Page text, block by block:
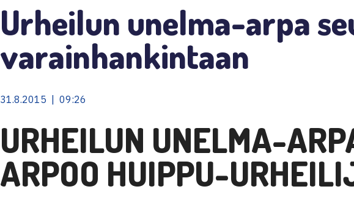
Urheilun unelma-arpa
varainhankintaan
31.8.2015 | 09:26
URHEILUN UNELMA-
ARPOO HUIPPU-